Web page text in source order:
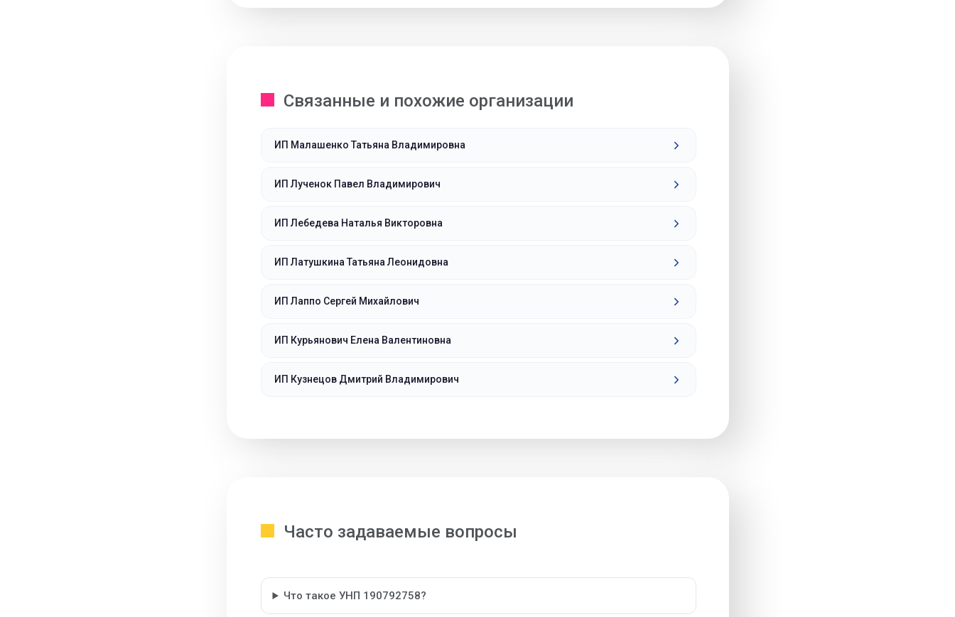
Связанные и похожие организации
ИП Малашенко Татьяна Владимировна
ИП Лученок Павел Владимирович
ИП Лебедева Наталья Викторовна
ИП Латушкина Татьяна Леонидовна
ИП Лаппо Сергей Михайлович
ИП Курьянович Елена Валентиновна
ИП Кузнецов Дмитрий Владимирович
Часто задаваемые вопросы
Что такое УНП 190792758?